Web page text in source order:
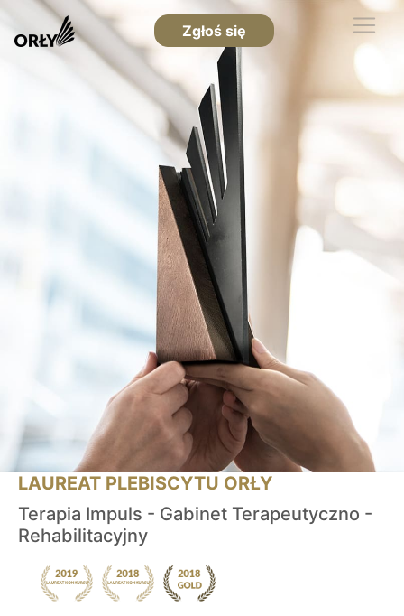
Zgłoś się
LAUREAT PLEBISCYTU ORŁY
Terapia Impuls - Gabinet Terapeutyczno -
Rehabilitacyjny